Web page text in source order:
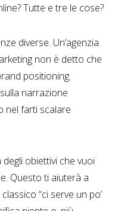
Tutte e tre le cose?
diverse. Un’agenzia
non è detto che
positioning.
narrazione
nel farti scalare
degli obiettivi che vuoi
Questo ti aiuterà a
“ci serve un po’